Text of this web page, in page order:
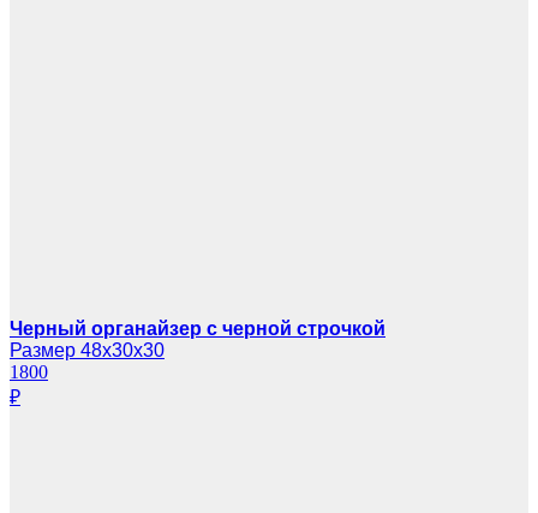
Черный органайзер с черной строчкой
Размер 48х30х30
1800
₽